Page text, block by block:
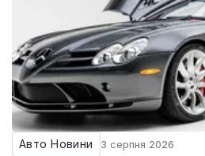
Авто Новини 3 серпня 2026